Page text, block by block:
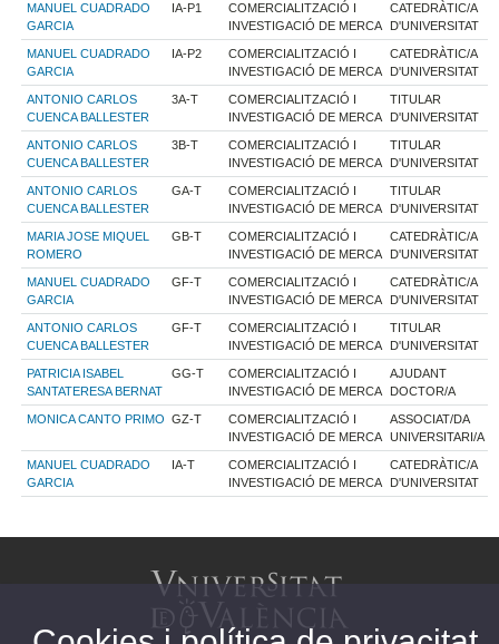
MANUEL CUADRADO
GARCIA
IA-P1
COMERCIALITZACIÓ I
INVESTIGACIÓ DE MERCA
CATEDRÀTIC/A
D'UNIVERSITAT
MANUEL CUADRADO
GARCIA
IA-P2
COMERCIALITZACIÓ I
INVESTIGACIÓ DE MERCA
CATEDRÀTIC/A
D'UNIVERSITAT
ANTONIO CARLOS
CUENCA BALLESTER
3A-T
COMERCIALITZACIÓ I
INVESTIGACIÓ DE MERCA
TITULAR
D'UNIVERSITAT
ANTONIO CARLOS
CUENCA BALLESTER
3B-T
COMERCIALITZACIÓ I
INVESTIGACIÓ DE MERCA
TITULAR
D'UNIVERSITAT
ANTONIO CARLOS
CUENCA BALLESTER
GA-T
COMERCIALITZACIÓ I
INVESTIGACIÓ DE MERCA
TITULAR
D'UNIVERSITAT
MARIA JOSE MIQUEL
ROMERO
GB-T
COMERCIALITZACIÓ I
INVESTIGACIÓ DE MERCA
CATEDRÀTIC/A
D'UNIVERSITAT
MANUEL CUADRADO
GARCIA
GF-T
COMERCIALITZACIÓ I
INVESTIGACIÓ DE MERCA
CATEDRÀTIC/A
D'UNIVERSITAT
ANTONIO CARLOS
CUENCA BALLESTER
GF-T
COMERCIALITZACIÓ I
INVESTIGACIÓ DE MERCA
TITULAR
D'UNIVERSITAT
PATRICIA ISABEL
SANTATERESA BERNAT
GG-T
COMERCIALITZACIÓ I
INVESTIGACIÓ DE MERCA
AJUDANT
DOCTOR/A
MONICA CANTO PRIMO GZ-T
COMERCIALITZACIÓ I
INVESTIGACIÓ DE MERCA
ASSOCIAT/DA
UNIVERSITARI/A
MANUEL CUADRADO
GARCIA
IA-T
COMERCIALITZACIÓ I
INVESTIGACIÓ DE MERCA
CATEDRÀTIC/A
D'UNIVERSITAT